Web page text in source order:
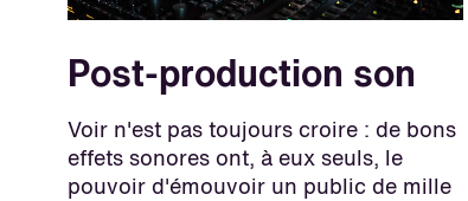
Post-production son
Voir n'est pas toujours croire : de bons
effets sonores ont, à eux seuls, le
pouvoir d'émouvoir un public de mille